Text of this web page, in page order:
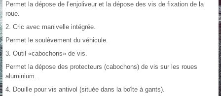
Permet la dépose de l’enjoliveur et la dépose des vis de fixation de la
roue.
2. Cric avec manivelle intégrée.
Permet le soulèvement du véhicule.
3. Outil «cabochons» de vis.
Permet la dépose des protecteurs (cabochons) de vis sur les roues
aluminium.
4. Douille pour vis antivol (située dans la boîte à gants).